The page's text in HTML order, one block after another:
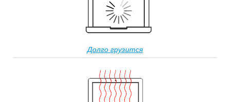
Долго грузится